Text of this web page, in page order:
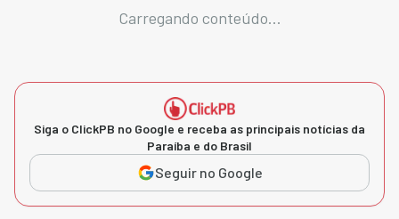
Carregando conteúdo...
Siga o ClickPB no Google e receba as principais notícias da
Paraíba e do Brasil
Seguir no Google